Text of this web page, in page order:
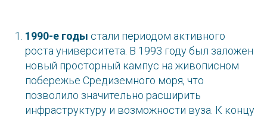
1990-е годы стали периодом активного
роста университета. В 1993 году был заложен
новый просторный кампус на живописном
побережье Средиземного моря, что
позволило значительно расширить
инфраструктуру и возможности вуза. К концу